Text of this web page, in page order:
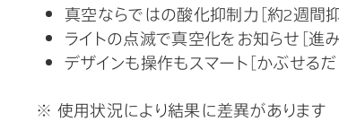
真空ならではの酸化抑制力［約2週間
ライトの点滅で真空化をお知らせ［進
デザインも操作もスマート［かぶせるだ
※ 使用状況により結果に差異があります